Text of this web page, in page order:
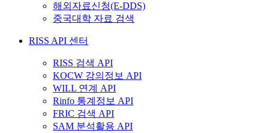
해외자료신청(E-DDS)
중국대학 자료 검색
RISS API 센터
RISS 검색 API
KOCW 강의정보 API
WILL 연계 API
Rinfo 통계정보 API
FRIC 검색 API
SAM 분석활용 API